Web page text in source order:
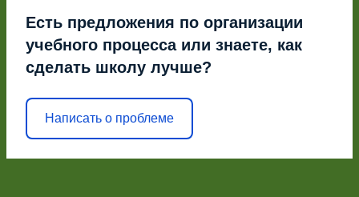
Есть предложения по организации
учебного процесса или знаете, как
сделать школу лучше?
Написать о проблеме